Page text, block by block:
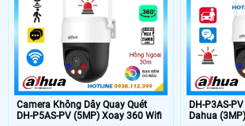
Camera Không Dây Quay Quét
DH-P5AS-PV (5MP) Xoay 360 Wifi
DH-P3AS-
Dahua (3MP)